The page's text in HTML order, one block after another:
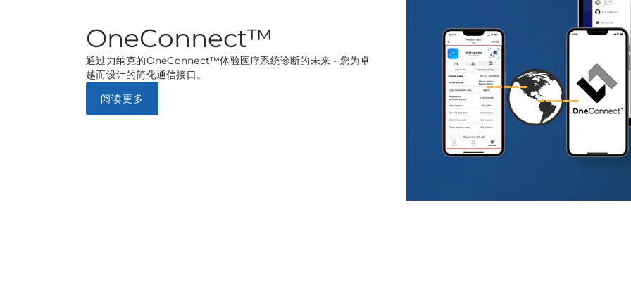
OneConnect™
通过力纳克的OneConnect™体验医疗系统诊断的未来 - 您为卓
越而设计的简化通信接口。
阅读更多